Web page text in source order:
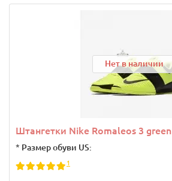
Нет в наличии
Штангетки Nike Romaleos 3 green
* Размер обуви US:
1